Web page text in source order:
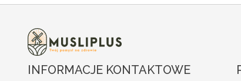
INFORMACJE KONTAKTOWE